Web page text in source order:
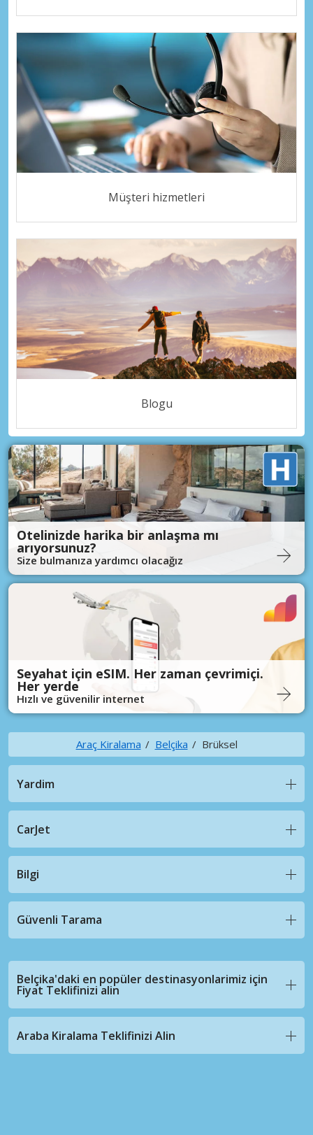
Müşteri hizmetleri
Blogu
Otelinizde harika bir anlaşma mı
arıyorsunuz?
Size bulmanıza yardımcı olacağız
Seyahat için eSIM. Her zaman çevrimiçi.
Her yerde
Hızlı ve güvenilir internet
Araç Kiralama Belçika Brüksel
Yardim
CarJet
Bilgi
Güvenli Tarama
Belçika'daki en popüler destinasyonlarimiz için
Fiyat Teklifinizi alin
Araba Kiralama Teklifinizi Alin